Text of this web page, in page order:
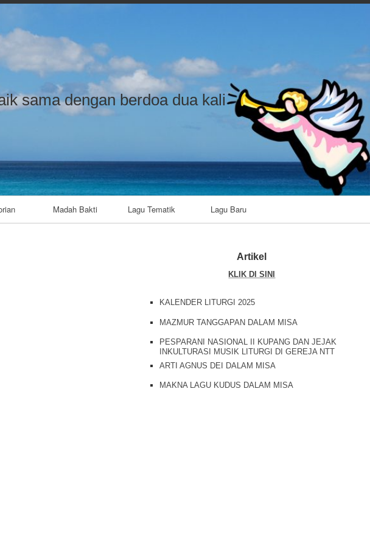
sama dengan berdoa dua kali
Madah Bakti Lagu Tematik Lagu Baru
Artikel
KLIK DI SINI
KALENDER LITURGI 2025
MAZMUR TANGGAPAN DALAM MISA
PESPARANI NASIONAL II KUPANG DAN JEJAK
INKULTURASI MUSIK LITURGI DI GEREJA NTT
ARTI AGNUS DEI DALAM MISA
MAKNA LAGU KUDUS DALAM MISA